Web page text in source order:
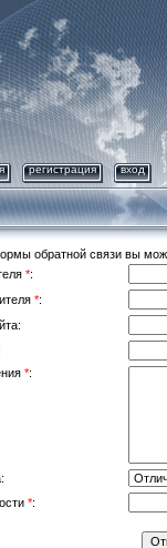
регистрация вход
обратной связи вы
*:
*:
*:
*: